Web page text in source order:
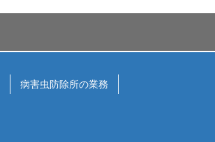
病害虫防除所の業務